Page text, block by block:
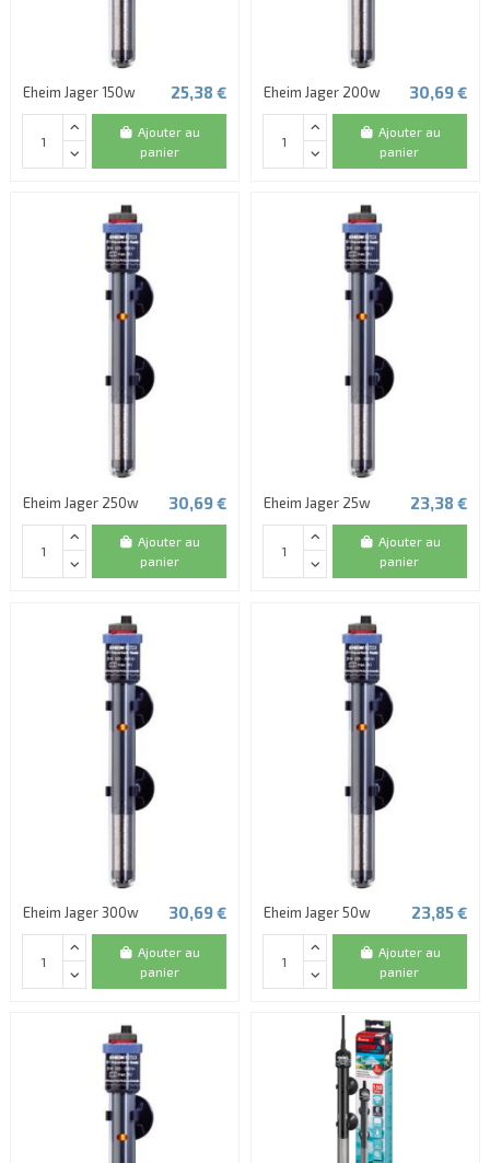
Eheim Jager 150w 25,38 €
Ajouter au
panier
Eheim Jager 200w 30,69 €
Ajouter au
panier
Eheim Jager 250w 30,69 €
Ajouter au
panier
Eheim Jager 25w 23,38 €
Ajouter au
panier
Eheim Jager 300w 30,69 €
Ajouter au
panier
Eheim Jager 50w 23,85 €
Ajouter au
panier